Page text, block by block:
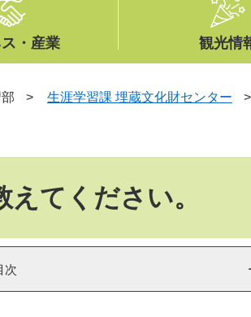
・産業 観光情
> 生涯学習課 埋蔵文化財センター >
てください。
次